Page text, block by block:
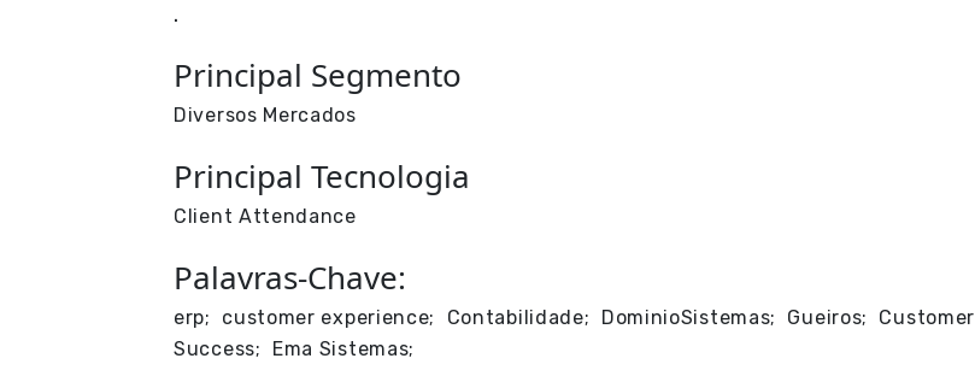
.
Principal Segmento
Diversos Mercados
Principal Tecnologia
Client Attendance
Palavras-Chave:
erp; customer experience; Contabilidade; DominioSistemas; Gueiros; Customer
Success; Ema Sistemas;